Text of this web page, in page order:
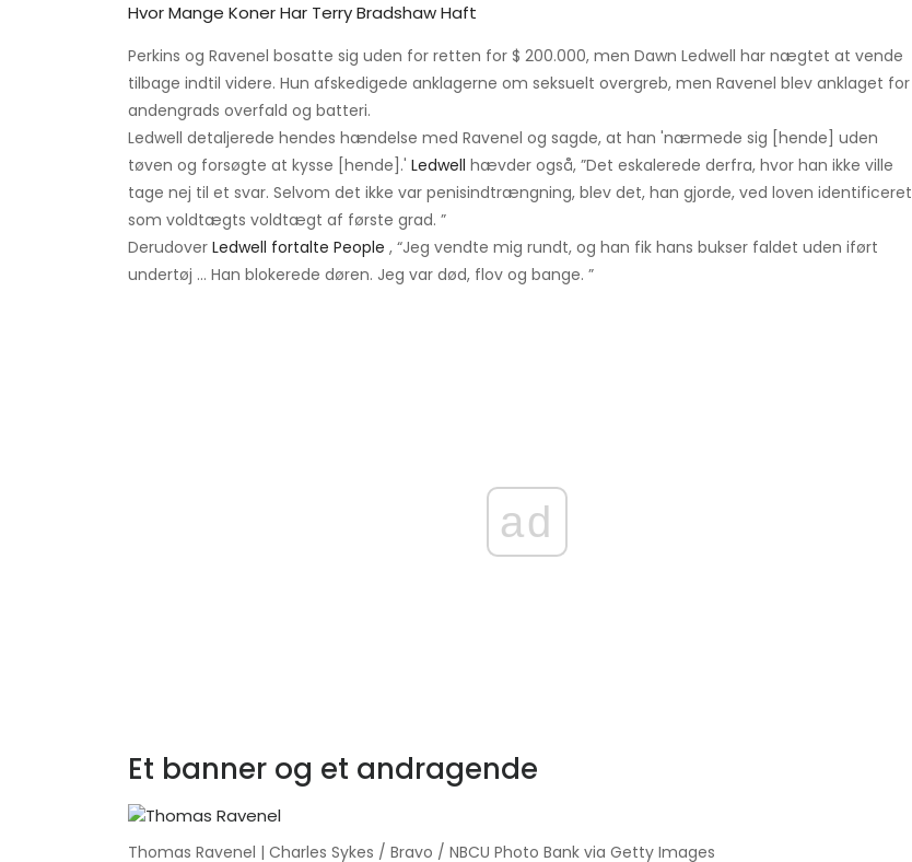
Hvor Mange Koner Har Terry Bradshaw Haft
Perkins og Ravenel bosatte sig uden for retten for $ 200.000, men Dawn Ledwell har nægtet at vende
tilbage indtil videre. Hun afskedigede anklagerne om seksuelt overgreb, men Ravenel blev anklaget for
andengrads overfald og batteri.
Ledwell detaljerede hendes hændelse med Ravenel og sagde, at han 'nærmede sig [hende] uden
tøven og forsøgte at kysse [hende].' Ledwell hævder også, ”Det eskalerede derfra, hvor han ikke ville
tage nej til et svar. Selvom det ikke var penisindtrængning, blev det, han gjorde, ved loven identificeret
som voldtægts voldtægt af første grad. ”
Derudover Ledwell fortalte People , “Jeg vendte mig rundt, og han fik hans bukser faldet uden iført
undertøj ... Han blokerede døren. Jeg var død, flov og bange. ”
ad
Et banner og et andragende
Thomas Ravenel | Charles Sykes / Bravo / NBCU Photo Bank via Getty Images